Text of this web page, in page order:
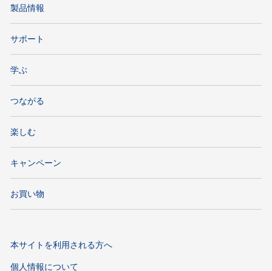
製品情報
サポート
学ぶ
つながる
楽しむ
キャンペーン
お買い物
本サイトを利用される方へ
個人情報について